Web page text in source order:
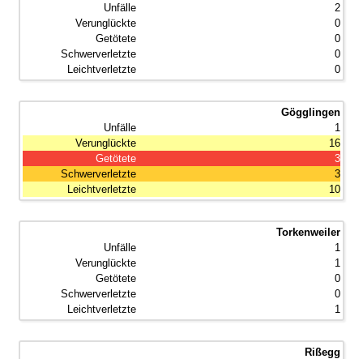
2
0
0
0
0
Gögglingen
1
16
3
3
10
Torkenweiler
1
1
0
0
1
Rißegg